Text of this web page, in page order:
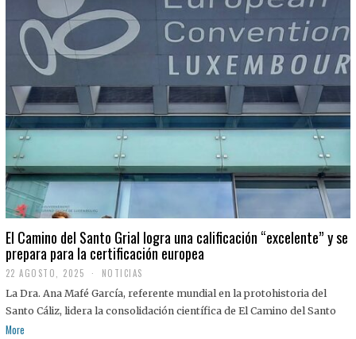
El Camino del Santo Grial logra una calificación “excelente” y se
prepara para la certificación europea
22 AGOSTO, 2025
2
A
G
NOTICIAS
La Dra. Ana Mafé García, referente mundial en la protohistoria del
Santo Cáliz, lidera la consolidación científica de El Camino del Santo
More